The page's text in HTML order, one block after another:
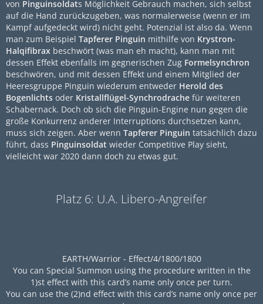
von Pinguinsoldats Möglichkeit Gebrauch machen, sich selbst
auf die Hand zurückzugeben, was normalerweise (wenn er im
Kampf aufgedeckt wird) nicht geht. Potenzial ist also da. Wenn
man zum Beispiel Tapferer Pinguin mithilfe von Krystron-
Halqifibrax beschwört (was man eh macht), kann man mit
dessen Effekt ebenfalls im gegnerischen Zug Formelsynchron
beschwören, und mit dessen Effekt und einem Mitglied der
Heeresgruppe Pinguin wiederum entweder Herold des
Bogenlichts oder Kristallflügel-Synchrodrache für weiteren
Schabernack. Doch ob sich die Pinguin-Engine nun gegen die
große Konkurrenz anderer Interruptions durchsetzen kann,
muss sich zeigen. Aber wenn Tapferer Pinguin tatsächlich dazu
führt, dass Pinguinsoldat wieder Competitive Play sieht,
vielleicht war 2020 dann doch zu etwas gut.
Platz 6: U.A. Libero-Angreifer
EARTH/Warrior - Effect/4/1800/1800
You can Special Summon using the procedure written in the
1)st effect with this card’s name only once per turn.
You can use the (2)nd effect with this card’s name only once per